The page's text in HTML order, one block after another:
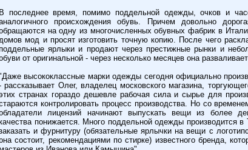
В последнее время, помимо поддельной одежды, очков и
происхождения обувь. Причем довольно
на одну из многочисленных обувных фабрик в
мод и просят изготовить точную копию. После чего
ярлыки и продают через престижные рынки и
от оригинальной - через несколько месяцев она
высококлассные марки одежды сегодня официально
рассказывает Олег, владелец московского магазина,
странах гораздо дешевле рабочая сила и сырье для
контролировать процесс производства. Но со
лицензий начинают выпускать вещи из более
понижается. Много поддельной одежды производится
и фурнитуру (обязательные ярлычки на вещи с
состоит, рекомендациями по стирке) известного бренда,